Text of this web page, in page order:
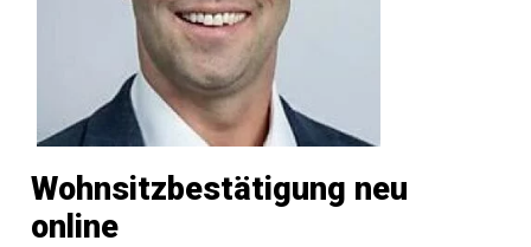
Wohnsitzbestätigung neu
online